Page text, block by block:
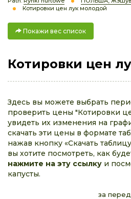
Котировки цен лук молодой
Покажи вес список
Котировки цен
Здесь вы можете выбрать
проверить цены "Котировки
увидеть их изменения на
скачать эти цены в формате
нажав кнопку «Скачать
вы хотите посмотреть, как
нажмите на эту ссылку и
капусты.
за перед